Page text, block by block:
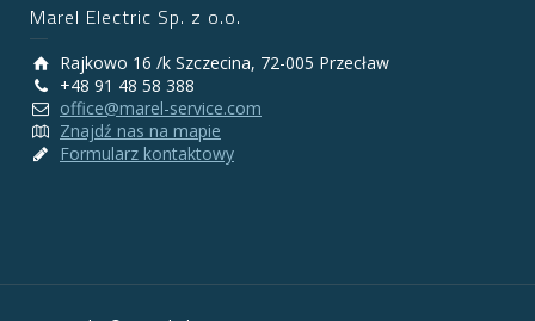
Marel Electric Sp. z o.o.
Rajkowo 16 /k Szczecina, 72-005 Przecław
+48 91 48 58 388
office@marel-service.com
Znajdź nas na mapie
Formularz kontaktowy